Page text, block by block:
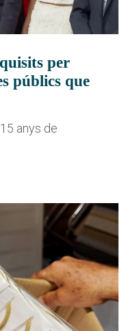
per
públics que
anys de